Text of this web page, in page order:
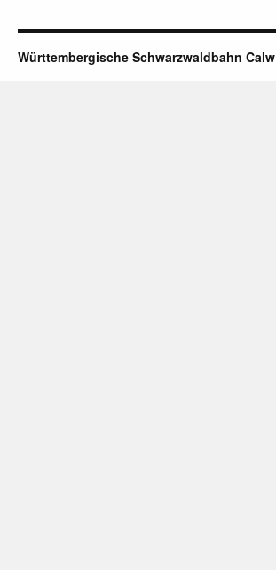
Württembergische Schwarzwaldbahn Calw